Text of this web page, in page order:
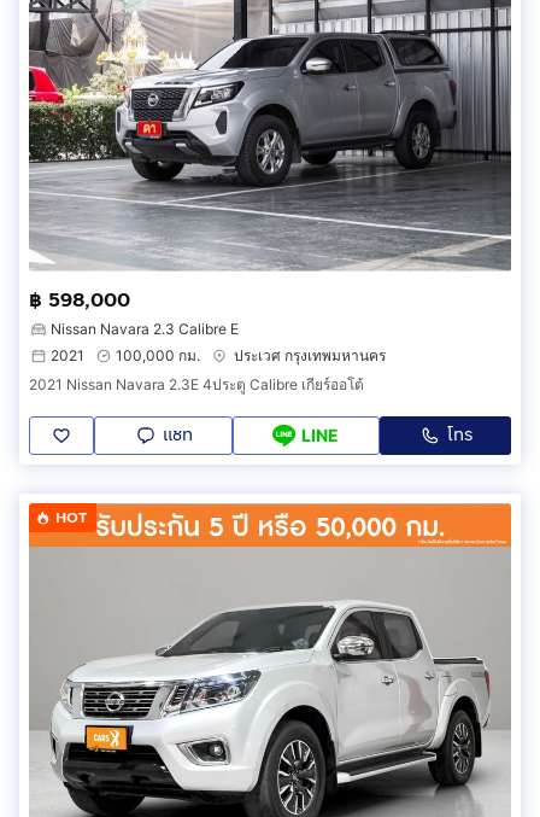
฿ 598,000
Nissan Navara 2.3 Calibre E
2021
100,000 กม.
ประเวศ กรุงเทพมหานคร
2021 Nissan Navara 2.3E 4ประตู Calibre เกียร์ออโต้
แชท LINE โทร
HOT